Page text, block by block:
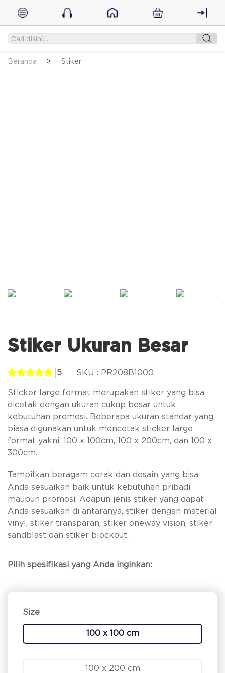
Beranda Stiker
Stiker Ukuran Besar
5 SKU : PR208B1000
Sticker large format merupakan stiker yang bisa
dicetak dengan ukuran cukup besar untuk
kebutuhan promosi. Beberapa ukuran standar yang
biasa digunakan untuk mencetak sticker large
format yakni, 100 x 100cm, 100 x 200cm, dan 100 x
300cm.
Tampilkan beragam corak dan desain yang bisa
Anda sesuaikan baik untuk kebutuhan pribadi
maupun promosi. Adapun jenis stiker yang dapat
Anda sesuaikan di antaranya, stiker dengan material
vinyl, stiker transparan, stiker oneway vision, stiker
sandblast dan stiker blockout.
Pilih spesifikasi yang Anda inginkan:
Size
100 x 100 cm
100 x 200 cm